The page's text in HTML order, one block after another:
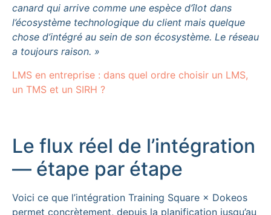
canard qui arrive comme une espèce d’îlot dans
l’écosystème technologique du client mais quelque
chose d’intégré au sein de son écosystème. Le réseau
a toujours raison. »
LMS en entreprise : dans quel ordre choisir un LMS,
un TMS et un SIRH ?
Le flux réel de l’intégration
— étape par étape
Voici ce que l’intégration Training Square × Dokeos
permet concrètement, depuis la planification jusqu’au